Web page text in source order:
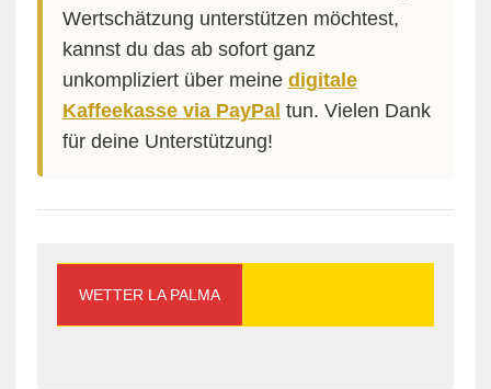
Wertschätzung unterstützen möchtest,
kannst du das ab sofort ganz
unkompliziert über meine digitale
Kaffeekasse via PayPal tun. Vielen Dank
für deine Unterstützung!
WETTER LA PALMA